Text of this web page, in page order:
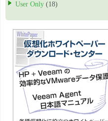
User Only (18)